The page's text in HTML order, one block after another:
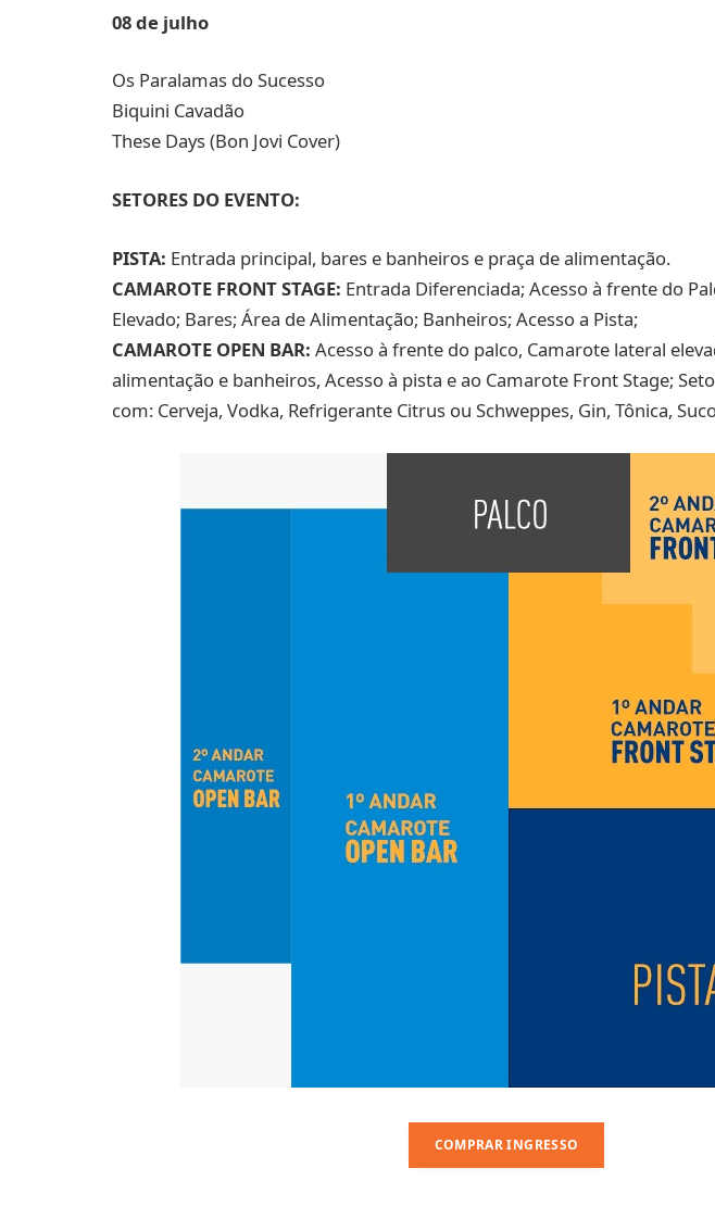
08 de julho
Os Paralamas do Sucesso
Biquini Cavadão
These Days (Bon Jovi Cover)
SETORES DO EVENTO:
PISTA: Entrada principal, bares e banheiros e praça de alimentação.
CAMAROTE FRONT STAGE: Entrada Diferenciada; Acesso à frente do
Elevado; Bares; Área de Alimentação; Banheiros; Acesso a Pista;
CAMAROTE OPEN BAR: Acesso à frente do palco, Camarote lateral
alimentação e banheiros, Acesso à pista e ao Camarote Front Stage;
com: Cerveja, Vodka, Refrigerante Citrus ou Schweppes, Gin, Tônica,
COMPRAR INGRESSO